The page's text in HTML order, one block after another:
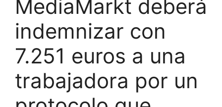
MediaMarkt deberá
indemnizar con
7.251 euros a una
trabajadora por un